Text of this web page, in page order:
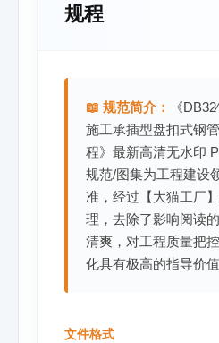
规程
📖 规范简介：
《
施工承插型盘扣式钢
程》最新高清无水印
规范/图集为工程建设
准，经过【大猫工厂
理，去除了影响阅读
清爽，对工程质量把
化具有极高的指导价值
文件格式